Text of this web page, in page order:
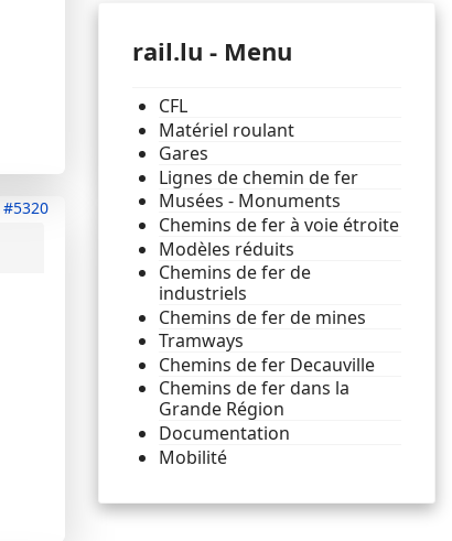
#5320
rail.lu - Menu
CFL
Matériel roulant
Gares
Lignes de chemin de fer
Musées - Monuments
Chemins de fer à voie étroite
Modèles réduits
Chemins de fer de
industriels
Chemins de fer de mines
Tramways
Chemins de fer Decauville
Chemins de fer dans la
Grande Région
Documentation
Mobilité